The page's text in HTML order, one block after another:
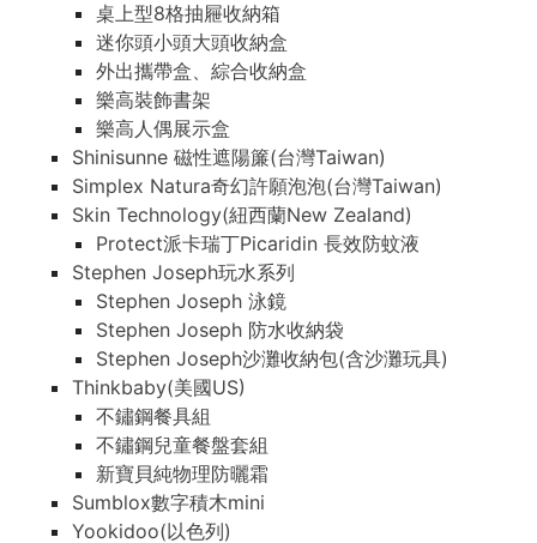
桌上型8格抽屜收納箱
迷你頭小頭大頭收納盒
外出攜帶盒、綜合收納盒
樂高裝飾書架
樂高人偶展示盒
Shinisunne 磁性遮陽簾(台灣Taiwan)
Simplex Natura奇幻許願泡泡(台灣Taiwan)
Skin Technology(紐西蘭New Zealand)
Protect派卡瑞丁Picaridin 長效防蚊液
Stephen Joseph玩水系列
Stephen Joseph 泳鏡
Stephen Joseph 防水收納袋
Stephen Joseph沙灘收納包(含沙灘玩具)
Thinkbaby(美國US)
不鏽鋼餐具組
不鏽鋼兒童餐盤套組
新寶貝純物理防曬霜
Sumblox數字積木mini
Yookidoo(以色列)